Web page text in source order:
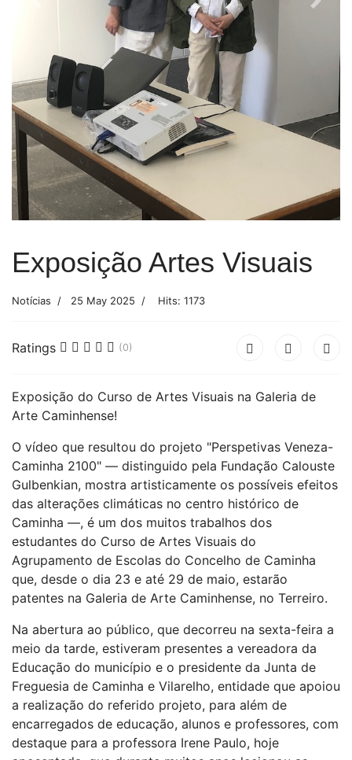
Next
Exposição Artes Visuais
Notícias 25 May 2025 Hits: 1173
Ratings (0)
Exposição do Curso de Artes Visuais na Galeria de
Arte Caminhense!
O vídeo que resultou do projeto "Perspetivas Veneza-
Caminha 2100" — distinguido pela Fundação Calouste
Gulbenkian, mostra artisticamente os possíveis efeitos
das alterações climáticas no centro histórico de
Caminha —, é um dos muitos trabalhos dos
estudantes do Curso de Artes Visuais do
Agrupamento de Escolas do Concelho de Caminha
que, desde o dia 23 e até 29 de maio, estarão
patentes na Galeria de Arte Caminhense, no Terreiro.
Na abertura ao público, que decorreu na sexta-feira a
meio da tarde, estiveram presentes a vereadora da
Educação do município e o presidente da Junta de
Freguesia de Caminha e Vilarelho, entidade que apoiou
a realização do referido projeto, para além de
encarregados de educação, alunos e professores, com
destaque para a professora Irene Paulo, hoje